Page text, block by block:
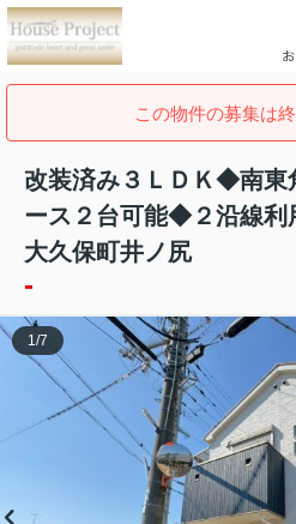
この物件の募集は終
改装済み３ＬＤＫ◆南
ース２台可能◆２沿線
大久保町井ノ尻
-
1 /7